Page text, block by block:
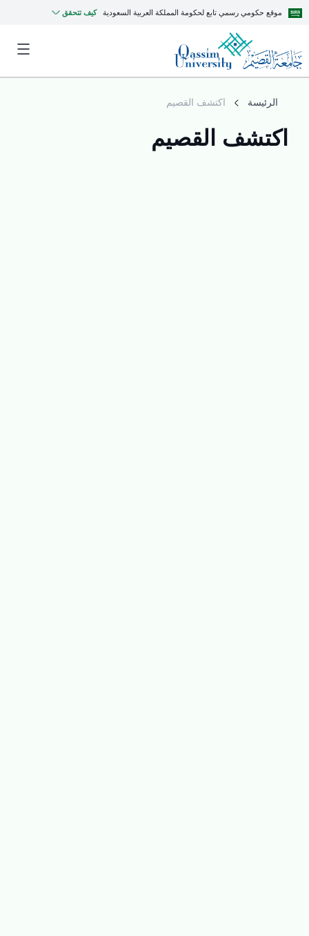
موقع حكومي رسمي تابع لحكومة المملكة العربية السعودية كيف تتحقق
الرئيسة اكتشف القصيم
اكتشف القصيم